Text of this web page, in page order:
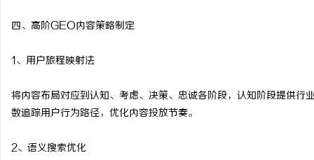
四、高阶GEO内容策略制定
1、用户旅程映射法
将内容布局对应到认知、考虑、决策、忠诚各阶段，认知阶段提供
数追踪用户行为路径，优化内容投放节奏。
2、语义搜索优化